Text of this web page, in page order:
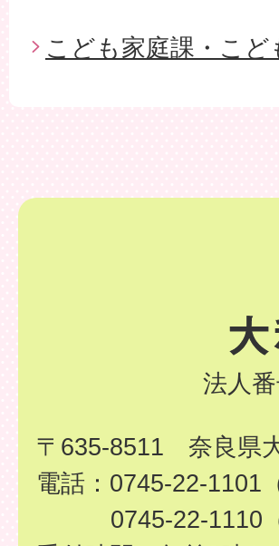
こども家庭課・こ
法人
〒635-8511 奈良県
電話：0745-22-1101
0745-22-1110